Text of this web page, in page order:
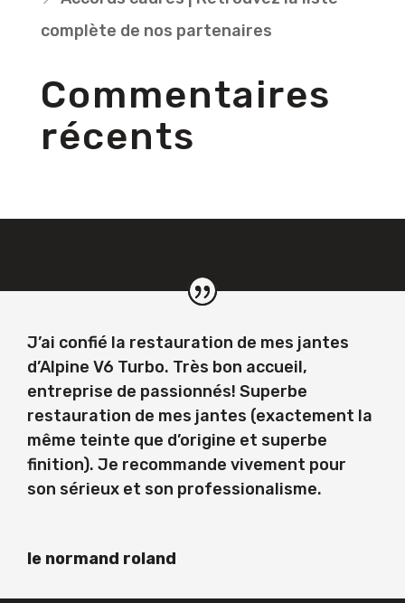
complète de nos partenaires
Commentaires
récents
J’ai confié la restauration de mes jantes
d’Alpine V6 Turbo. Très bon accueil,
entreprise de passionnés! Superbe
restauration de mes jantes (exactement la
même teinte que d’origine et superbe
finition). Je recommande vivement pour
son sérieux et son professionalisme.
le normand roland